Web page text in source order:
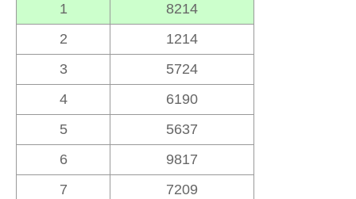
1
8214
2
1214
3
5724
4
6190
5
5637
6
9817
7
7209